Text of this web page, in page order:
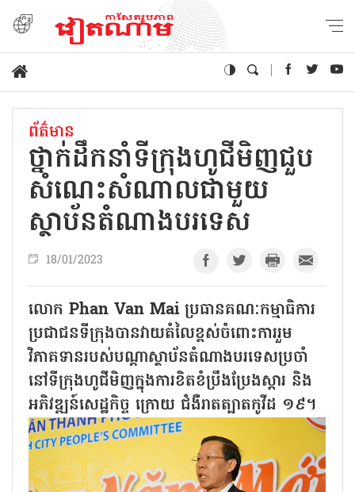
ព័ត៌មាន
ថ្នាក់ដឹកនាំទីក្រុងហូជីមិញជួប
សំណេះសំណាលជាមួយ
ស្ថាប័នតំណាងបរទេស
18/01/2023
លោក Phan Van Mai ប្រធានគណៈកម្មាធិការ
ប្រជាជនទីក្រុងបានវាយតំលៃខ្ពស់ចំពោះការរួម
វិភាគទានរបស់បណ្ដាស្ថាប័នតំណាងបរទេសប្រចាំ
នៅទីក្រុងហូជីមិញក្នុងការខិតខំប្រឹងប្រែងស្តារ និង
អភិវឌ្ឍន៍សេដ្ឋកិច្ច ក្រោយ ជំងឺរាតត្បាតកូវីដ ១៩។